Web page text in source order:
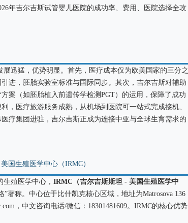
年吉尔吉斯试管婴儿医院的成功率、费用、医院选择全攻
迅猛，优势明显。首先，医疗成本仅为欧美国家的三分之
进，胚胎实验室标准与国际同步。其次，吉尔吉斯对辅助
案（如胚胎植入前遗传学检测PGT）的运用，保障了成功
，医疗旅游服务成熟，从机场到医院可一站式完成接机、
疗集团进驻，吉尔吉斯正成为连接中亚与全球生育需求的
国生殖医学中心（IRMC）
殖医学中心， IRMC（吉尔吉斯斯坦 - 美国生殖医学中
著称。中心位于比什凯克核心区域，地址为Matrosova 136
，中文咨询电话/微信：18301481609。IRMC的核心优势